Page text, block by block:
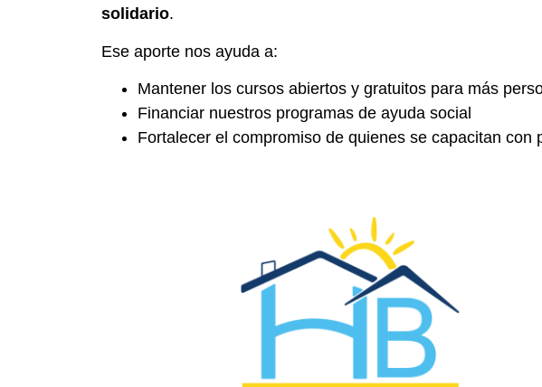
solidario.
Ese aporte nos ayuda a:
Mantener los cursos abiertos y gratuitos para más
Financiar nuestros programas de ayuda social
Fortalecer el compromiso de quienes se capacitan con